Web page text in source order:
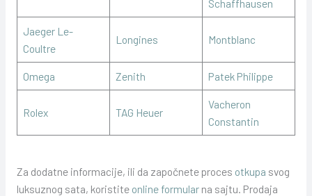
Schaffhausen
Jaeger Le-
Coultre
Longines Montblanc
Omega Zenith Patek Philippe
Rolex TAG Heuer
Vacheron
Constantin
Za dodatne informacije, ili da započnete proces otkupa svog
luksuznog sata, koristite online formularna sajtu. Prodaja